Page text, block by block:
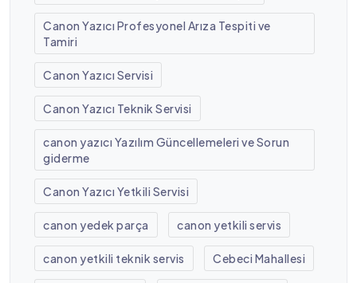
Canon Yazıcı Profesyonel Arıza Tespiti ve
Tamiri
Canon Yazıcı Servisi
Canon Yazıcı Teknik Servisi
canon yazıcı Yazılım Güncellemeleri ve Sorun
giderme
Canon Yazıcı Yetkili Servisi
canon yedek parça canon yetkili servis
canon yetkili teknik servis Cebeci Mahallesi